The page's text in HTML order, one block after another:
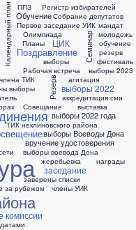
Календарный план
ТИК
выборы
Обучение
Олимпиада
ППЗ
Первое заседание УИК
Планы
Поздравление
Рабочая встреча
Регистр избирателей
Резерв
Семинар
Собрание депутатов
Совещание
ТИК неклиновского района
ЦИК
агитация
аккредитация сми
вручение удостоверения
выборы
выборы 2022
выборы 2022 года
выборы 2023
выборы Воеводы Дона
выборы воевода Дона
выставка
за рубежом
жеребьевка
заверены списки
заседание
комиссии
мандат
молодежь
награды
обучение
резерв
фестиваль
члены УИК